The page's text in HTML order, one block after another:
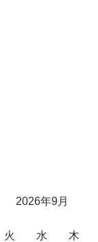
2026年9月
火 水 木